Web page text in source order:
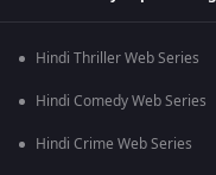
Hindi Thriller Web Series
Hindi Comedy Web Series
Hindi Crime Web Series